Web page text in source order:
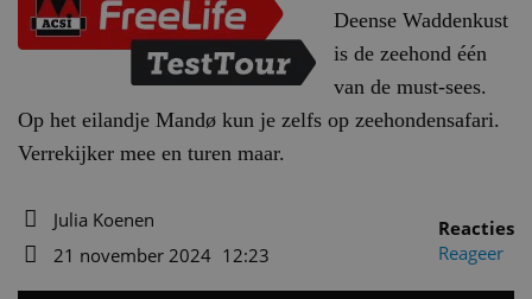
Deense Waddenkust
is de zeehond één
van de must-sees.
Op het eilandje Mandø kun je zelfs op zeehondensafari.
Verrekijker mee en turen maar.
Auteur
Julia Koenen
21 november 2024 12:23
Reacties
Reageer